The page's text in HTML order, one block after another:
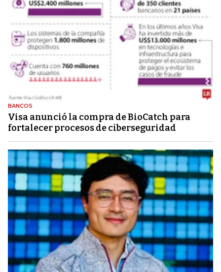
BANCOS
Visa anunció la compra de BioCatch para
fortalecer procesos de ciberseguridad